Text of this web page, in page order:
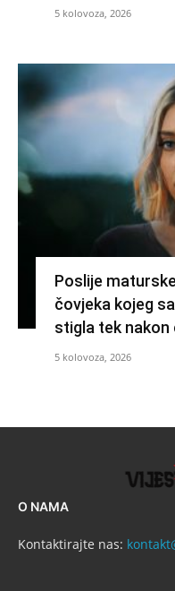
5 kolovoza, 2026
Poslije
čovjeka kojeg
stigla tek
5 kolovoza, 2026
O NAMA
Kontaktirajte nas: